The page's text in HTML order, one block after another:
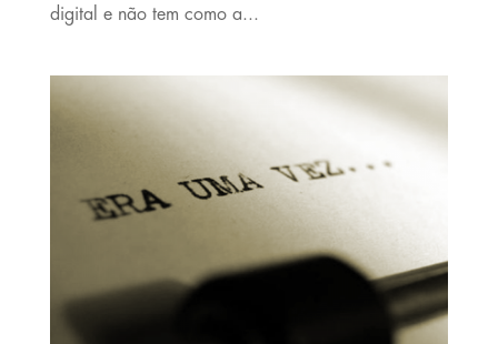
digital e não tem como a...